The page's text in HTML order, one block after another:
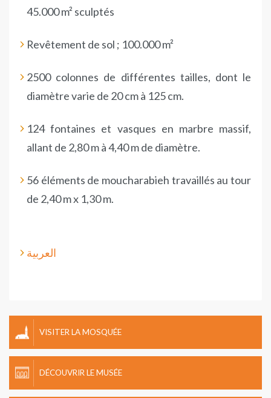
45.000 m² sculptés
Revêtement de sol ; 100.000 m²
2500 colonnes de différentes tailles, dont le
diamètre varie de 20 cm à 125 cm.
124 fontaines et vasques en marbre massif,
allant de 2,80 m à 4,40 m de diamètre.
56 éléments de moucharabieh travaillés au tour
de 2,40 m x 1,30 m.
العربية
VISITER LA MOSQUÉE
DÉCOUVRIR LE MUSÉE